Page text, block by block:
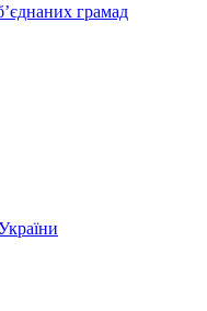
грамад